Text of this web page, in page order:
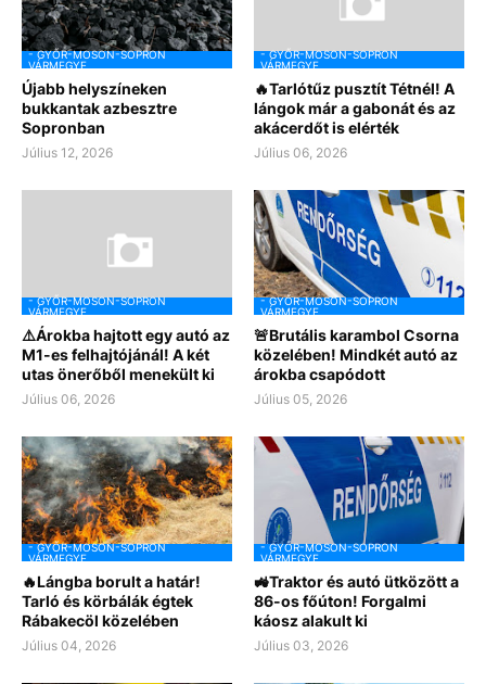
- GYŐR-MOSON-SOPRON
VÁRMEGYE
Újabb helyszíneken
bukkantak azbesztre
Sopronban
Július 12, 2026
- GYŐR-MOSON-SOPRON
VÁRMEGYE
🔥Tarlótűz pusztít Tétnél! A
lángok már a gabonát és az
akácerdőt is elérték
Július 06, 2026
- GYŐR-MOSON-SOPRON
VÁRMEGYE
⚠️Árokba hajtott egy autó az
M1-es felhajtójánál! A két
utas önerőből menekült ki
Július 06, 2026
- GYŐR-MOSON-SOPRON
VÁRMEGYE
🚨Brutális karambol Csorna
közelében! Mindkét autó az
árokba csapódott
Július 05, 2026
- GYŐR-MOSON-SOPRON
VÁRMEGYE
🔥Lángba borult a határ!
Tarló és körbálák égtek
Rábakecöl közelében
Július 04, 2026
- GYŐR-MOSON-SOPRON
VÁRMEGYE
🚜Traktor és autó ütközött a
86-os főúton! Forgalmi
káosz alakult ki
Július 03, 2026